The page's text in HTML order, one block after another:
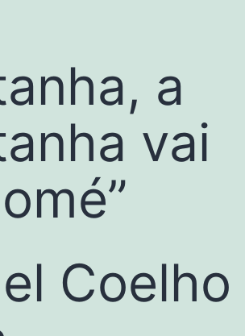
a
vai
Coelho